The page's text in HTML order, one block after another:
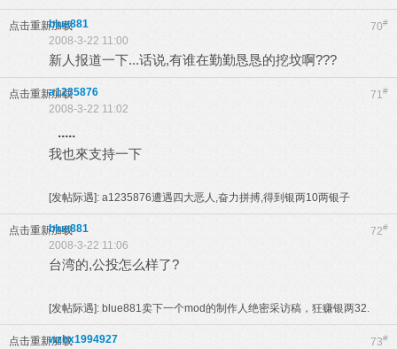
点击重新加载 70#
blue881
2008-3-22 11:00
新人报道一下...话说,有谁在勤勤恳恳的挖坟啊???
点击重新加载 71#
a1235876
2008-3-22 11:02
.....
我也來支持一下
[发帖际遇]: a1235876遭遇四大恶人,奋力拼搏,得到银两10两银子
点击重新加载 72#
blue881
2008-3-22 11:06
台湾的,公投怎么样了?
[发帖际遇]: blue881卖下一个mod的制作人绝密采访稿，狂赚银两32.
点击重新加载 73#
wzhx1994927